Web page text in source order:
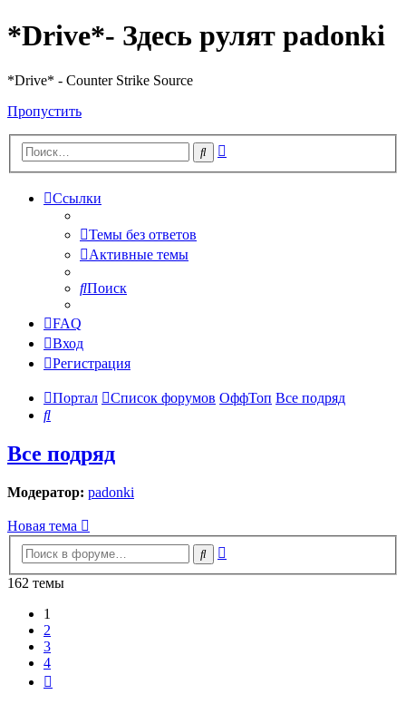
*Drive*- Здесь рулят padonki
*Drive* - Counter Strike Source
Пропустить
Поиск
Ссылки
Темы без ответов
Активные темы
Поиск
FAQ
Вход
Регистрация
Портал Список форумов ОффТоп Все подряд
Поиск
Все подряд
Модератор: padonki
Новая тема
Поиск
162 темы
1
2
3
4